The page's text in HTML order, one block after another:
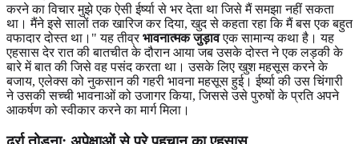
करने का विचार मुझे एक ऐसी ईर्ष्या से भर देता था जिसे मैं समझा नहीं सकता
था। मैंने इसे सालों तक खारिज कर दिया, खुद से कहता रहा कि मैं बस एक बहुत
वफादार दोस्त था।" यह तीव्रभावनात्मक जुड़ावएक सामान्य कथा है। यह
एहसास देर रात की बातचीत के दौरान आया जब उसके दोस्त ने एक लड़की के
बारे में बात की जिसे वह पसंद करता था। उसके लिए खुश महसूस करने के
बजाय, एलेक्स को नुकसान की गहरी भावना महसूस हुई। ईर्ष्या की उस चिंगारी
ने उसकी सच्ची भावनाओं को उजागर किया, जिससे उसे पुरुषों के प्रति अपने
आकर्षण को स्वीकार करने का मार्ग मिला।